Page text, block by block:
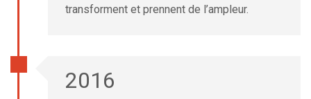
transforment et prennent de l’ampleur.
2016